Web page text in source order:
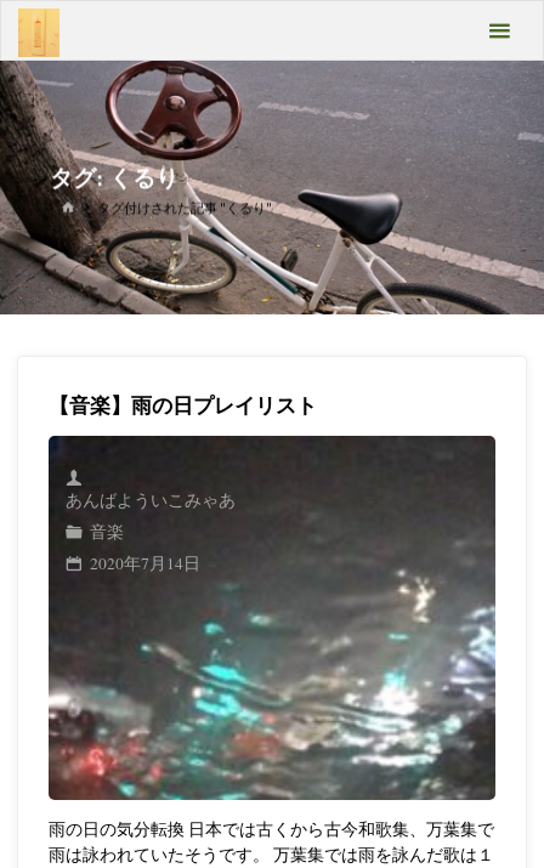
テ
ン
ツ
へ
ス
キ
ッ
プ
ばよ
うい
こみ
ゃあ
Take
it
タグ:くるり
ホ
ー
ム
タグ付けされた記事 "くるり"
【音楽】雨の日プレイリスト
あんばよういこみゃあ
音楽
2020年7月14日
雨の日の気分転換 日本では古くから古今和歌集、万葉集で
雨は詠われていたそうです。 万葉集では雨を詠んだ歌は１